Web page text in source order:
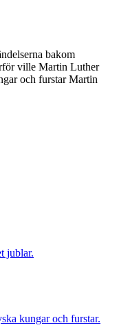
bakom
ville Martin Luther
och furstar Martin